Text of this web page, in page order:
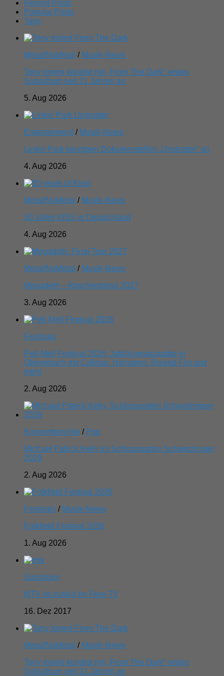
Recent Posts
Popular Posts
Tags
Metal/NuMetal / Musik-News
Tony Iommi kündigt mit „From The Dark“ erstes
Soloalbum seit 21 Jahren an
5. Aug 2026
Entertainment / Musik-News
Linkin Park kündigen Dokumentarfilm „Unshatter“ an
4. Aug 2026
Metal/NuMetal / Musik-News
50 Jahre KISS in Deutschland
4. Aug 2026
Metal/NuMetal / Musik-News
Megadeth – Abschiedstour 2027
3. Aug 2026
Festivals
Pell-Mell Festival 2026: Jubiläumsausgabe in
Obererbach mit Caliban, Hämatom, Raised Fist und
mehr
2. Aug 2026
Konzertberichte / Pop
Michael Patrick Kelly im Schlossgarten Schwetzingen
2026
2. Aug 2026
Festivals / Musik-News
Folkfield Festival 2026
1. Aug 2026
Sonstiges
MTV ist zurück im Free-TV
16. Dez 2017
Metal/NuMetal / Musik-News
Tony Iommi kündigt mit „From The Dark“ erstes
Soloalbum seit 21 Jahren an